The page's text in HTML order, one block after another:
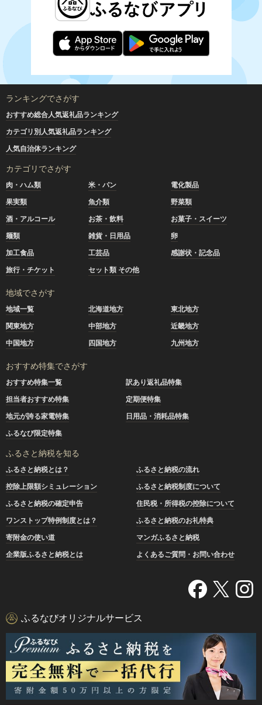
ランキングでさがす
おすすめ総合人気返礼品ランキング
カテゴリ別人気返礼品ランキング
人気自治体ランキング
カテゴリでさがす
肉・ハム類 米・パン
電化製品
果実類
魚介類
野菜類
酒・アルコール
お茶・飲料
お菓子・スイーツ
麺類
雑貨・日用品
卵
加工食品
工芸品
感謝状・記念品
旅行・チケット
セット類 その他
地域でさがす
地域一覧 北海道地方
東北地方
関東地方
中部地方
近畿地方
中国地方
四国地方 九州地方
おすすめ特集でさがす
おすすめ特集一覧
訳あり返礼品特集
担当者おすすめ特集
定期便特集
地元が誇る家電特集
日用品・消耗品特集
ふるなび限定特集
ふるさと納税を知る
ふるさと納税とは？
ふるさと納税の流れ
控除上限額シミュレーション
ふるさと納税制度について
ふるさと納税の確定申告
住民税・所得税の控除について
ワンストップ特例制度とは？
ふるさと納税のお礼特典
寄附金の使い道
マンガふるさと納税
企業版ふるさと納税とは
よくあるご質問・お問い合わせ
ふるなびオリジナルサービス